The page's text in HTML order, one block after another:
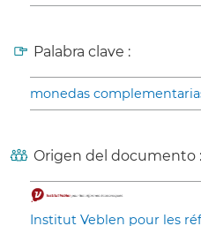
Palabra clave :
monedas
Origen del documento :
Institut Veblen pour les